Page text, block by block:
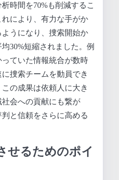
時間を70%も削減するこ
により、有力な手がか
うになり、捜索開始か
30%短縮されました。例
ていた情報統合が数時
捜索チームを動員でき
の成果は依頼人に大き
会への貢献にも繋が
と信頼をさらに高める
せるためのポイ